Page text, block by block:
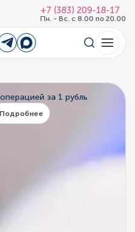
+7 (383) 209-18-17
Пн. - Вс. с 8.00 по 20.00
за 1 рубль
Подробнее